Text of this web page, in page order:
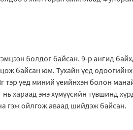
болдог байсан. 9-р ангид
байсан юм. Тухайн үед
тэр үед миний үеийнхэн болон
хараад энэ хүмүүсийн түвшинд
гэж ойлгож аваад шийдэж байсан.